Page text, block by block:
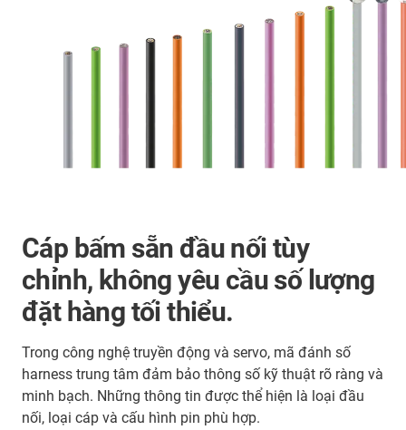
Cáp bấm sẵn đầu nối tùy
chỉnh, không yêu cầu số lượng
đặt hàng tối thiểu.
Trong công nghệ truyền động và servo, mã đánh số
harness trung tâm đảm bảo thông số kỹ thuật rõ ràng và
minh bạch. Những thông tin được thể hiện là loại đầu
nối, loại cáp và cấu hình pin phù hợp.